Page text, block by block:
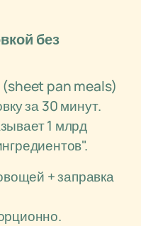
без
(sheet pan meals)
за 30 минут.
1 млрд
+ заправка